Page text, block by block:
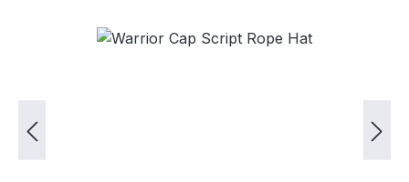
Bildergalerie überspringen